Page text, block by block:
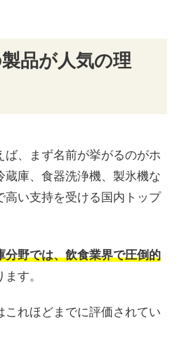
品が人気の理
ば、まず名前が挙がるのがホ
蔵庫、食器洗浄機、製氷機な
高い支持を受ける国内トップ
分野では、飲食業界で圧倒的
す。
これほどまでに評価されてい